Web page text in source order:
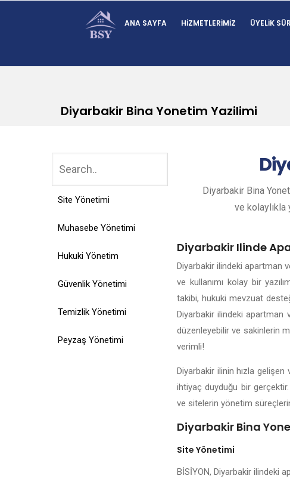
ANA SAYFA HIZMETLERIMIZ ÜYELIK
Diyarbakir Bina Yonetim Yazilimi
Site Yönetimi
Muhasebe Yönetimi
Hukuki Yönetim
Güvenlik Yönetimi
Temizlik Yönetimi
Peyzaş Yönetimi
Diyarbakir Bina
ve kolaylıkla
Diyarbakir Ilinde
Diyarbakir ilindeki apartman
ve kullanımı kolay bir
takibi, hukuki mevzuat
Diyarbakir ilindeki apartman
düzenleyebilir ve sakinlerin
verimli!
Diyarbakir ilinin hızla
ihtiyaç duyduğu bir gerçektir.
ve sitelerin yönetim
Diyarbakir Bina
Site Yönetimi
BİSİYON, Diyarbakir ilindeki